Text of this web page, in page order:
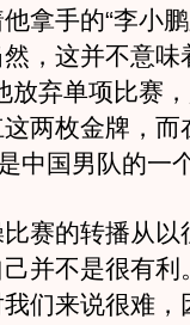
拿手的“李小
，这并不意味
放弃单项比赛
两枚金牌，而
中国男队的一
的转播从以
并不是很有利
们来说很难，